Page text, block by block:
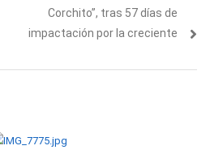
Corchito”, tras 57 días de
impactación por la creciente